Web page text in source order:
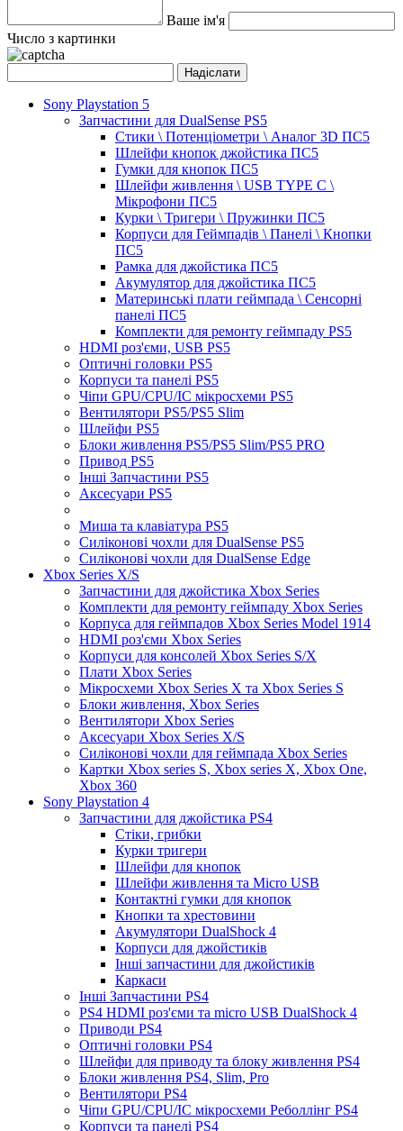
Ваше ім'я
Число з картинки
Sony Playstation 5
Запчастини для DualSense PS5
Стики \ Потенціометри \ Аналог 3D ПС5
Шлейфи кнопок джойстика ПС5
Гумки для кнопок ПС5
Шлейфи живлення \ USB TYPE C \
Мікрофони ПС5
Курки \ Тригери \ Пружинки ПС5
Корпуси для Геймпадів \ Панелі \ Кнопки
ПС5
Рамка для джойстика ПС5
Акумулятор для джойстика ПС5
Материнські плати геймпада \ Сенсорні
панелі ПС5
Комплекти для ремонту геймпаду PS5
HDMI роз'єми, USB PS5
Оптичні головки PS5
Корпуси та панелі PS5
Чіпи GPU/CPU/IC мікросхеми PS5
Вентилятори PS5/PS5 Slim
Шлейфи PS5
Блоки живлення PS5/PS5 Slim/PS5 PRO
Привод PS5
Інші Запчастини PS5
Аксесуари PS5
Миша та клавіатура PS5
Силіконові чохли для DualSense PS5
Силіконові чохли для DualSense Edge
Xbox Series X/S
Запчастини для джойстика Xbox Series
Комплекти для ремонту геймпаду Xbox Series
Корпуса для геймпадов Xbox Series Model 1914
HDMI роз'єми Xbox Series
Корпуси для консолей Xbox Series S/X
Плати Xbox Series
Мікросхеми Xbox Series X та Xbox Series S
Блоки живлення, Xbox Series
Вентилятори Xbox Series
Аксесуари Xbox Series X/S
Силіконові чохли для геймпада Xbox Series
Картки Xbox series S, Xbox series X, Xbox One,
Xbox 360
Sony Playstation 4
Запчастини для джойстика PS4
Стіки, грибки
Курки тригери
Шлейфи для кнопок
Шлейфи живлення та Micro USB
Контактні гумки для кнопок
Кнопки та хрестовини
Акумулятори DualShock 4
Корпуси для джойстиків
Інші запчастини для джойстиків
Каркаси
Інші Запчастини PS4
PS4 HDMI роз'єми та micro USB DualShock 4
Приводи PS4
Оптичні головки PS4
Шлейфи для приводу та блоку живлення PS4
Блоки живлення PS4, Slim, Pro
Вентилятори PS4
Чіпи GPU/CPU/IC мікросхеми Реболлінг PS4
Корпуси та панелі PS4